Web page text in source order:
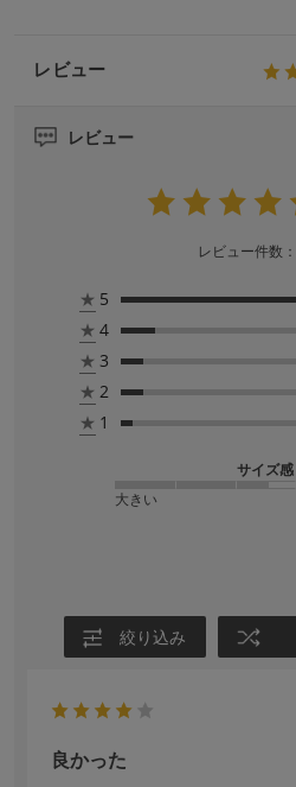
レビュー
レビュー
レビュー件数：
★ 5
★ 4
★ 3
★ 2
★ 1
サイズ感
大きい
絞り込み
良かった